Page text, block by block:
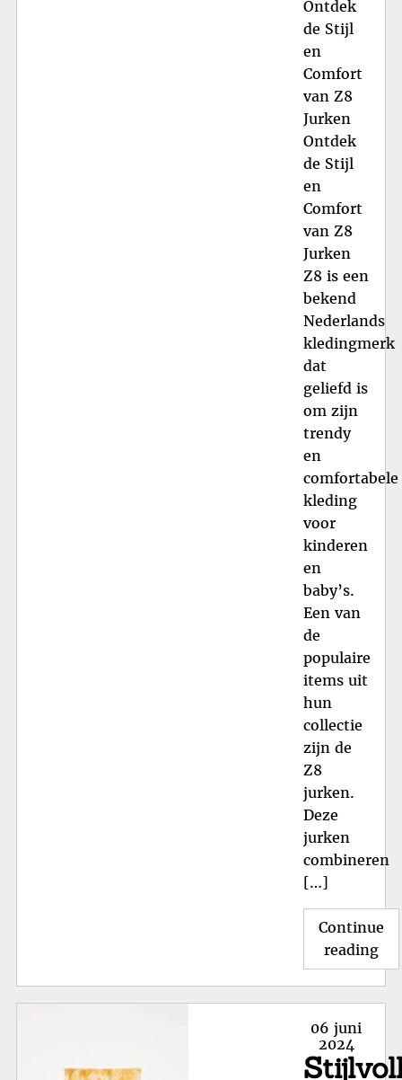
Ontdek
de Stijl
en
Comfort
van Z8
Jurken
Ontdek
de Stijl
en
Comfort
van Z8
Jurken
Z8 is een
bekend
Nederlands
kledingmerk
dat
geliefd is
om zijn
trendy
en
comfortabele
kleding
voor
kinderen
en
baby’s.
Een van
de
populaire
items uit
hun
collectie
zijn de
Z8
jurken.
Deze
jurken
combineren
[…]
Continue
reading
Z8
Posted
on
06 juni
2024